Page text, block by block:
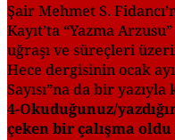
Şair Mehmet S.
Kayıt’ta “Yazma
uğraşı ve süreçleri
Hece dergisinin ocak
Sayısı”na da bir
4-Okuduğunuz/
çeken bir çalışma oldu